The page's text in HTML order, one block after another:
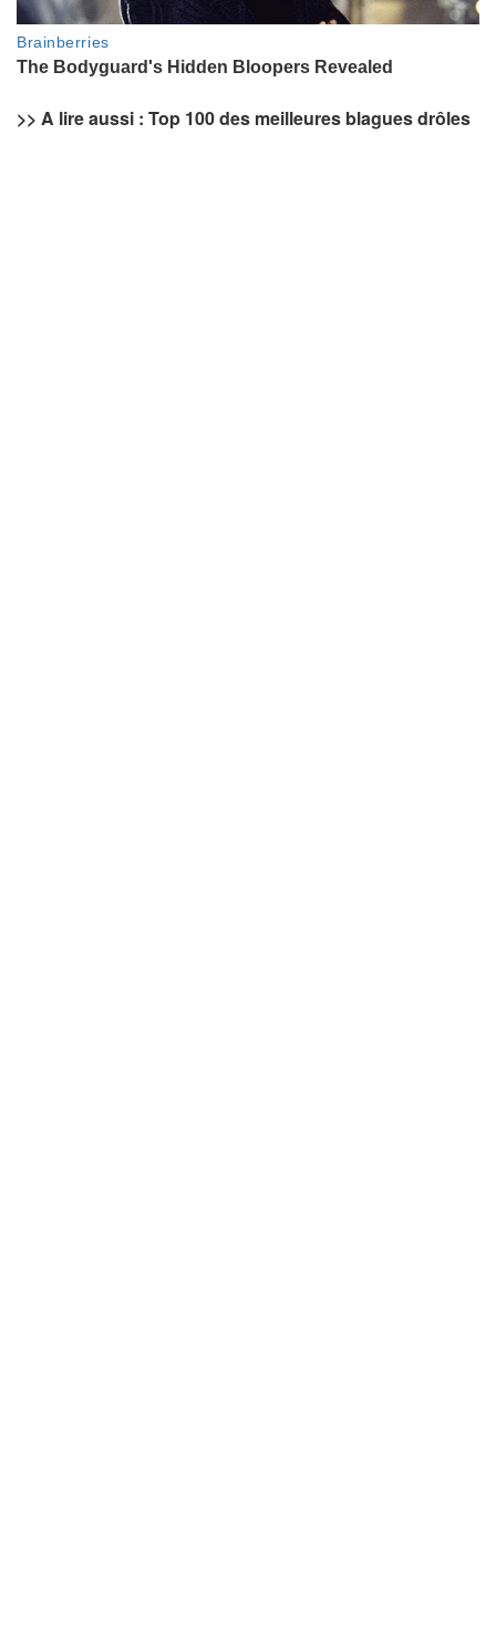
>> A lire aussi : Top 100 des meilleures blagues drôles